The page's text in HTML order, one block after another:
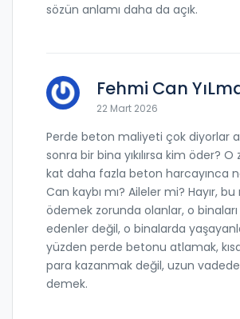
sözün anlamı daha da açık.
Fehmi Can
22 Mart 2026
Perde beton maliyeti çok diyorlar
sonra bir bina yıkılırsa kim öder?
kat daha fazla beton harcayınca
Can kaybı mı? Aileler mi? Hayır,
ödemek zorunda olanlar, o binaları
edenler değil, o binalarda
yüzden perde betonu atlamak,
para kazanmak değil, uzun
demek.